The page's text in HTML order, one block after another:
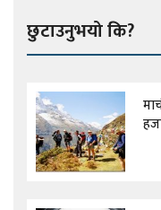
छुटाउनुभयो कि?